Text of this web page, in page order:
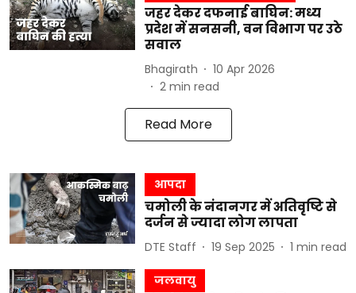
जहर देकर दफनाई बाघिन: मध्य
प्रदेश में सनसनी, वन विभाग पर उठे
सवाल
Bhagirath
10 Apr 2026
2 min read
Read More
आपदा
चमोली के नंदानगर में अतिवृष्टि से
दर्जन से ज्यादा लोग लापता
DTE Staff 19 Sep 2025 1 min read
जलवायु